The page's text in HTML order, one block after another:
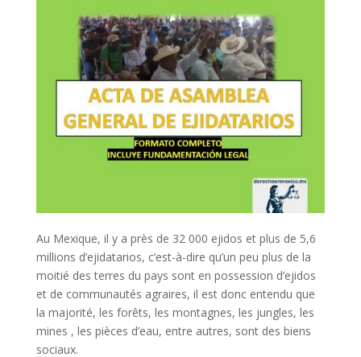
Au Mexique, il y a près de 32 000 ejidos et plus de 5,6
millions d’ejidatarios, c’est-à-dire qu’un peu plus de la
moitié des terres du pays sont en possession d’ejidos
et de communautés agraires, il est donc entendu que
la majorité, les forêts, les montagnes, les jungles, les
mines , les pièces d’eau, entre autres, sont des biens
sociaux.